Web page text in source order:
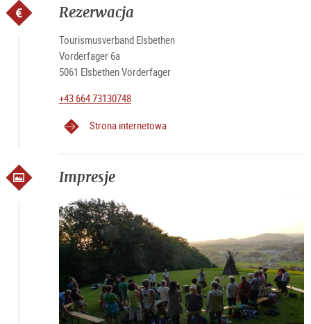
Rezerwacja
Tourismusverband Elsbethen
Vorderfager 6a
5061 Elsbethen Vorderfager
+43 664 73130748
Strona internetowa
Impresje